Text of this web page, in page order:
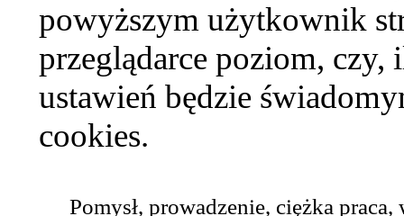
powyższym użytkownik
przeglądarce poziom,
ustawień będzie
cookies.
Pomysł, prowadzenie, ciężka